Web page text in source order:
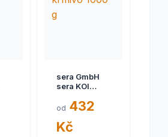
sera GmbH
sera KOI
krmivo 1000
od 432
Kč